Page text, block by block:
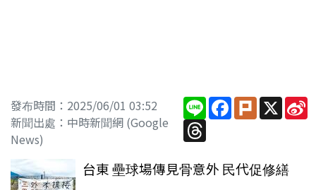
發布時間：2025/06/01 03:52
新聞出處：中時新聞網 (Google
News)
LineFacebook
PlurkX
Threads
台東 壘球場傳見骨意外 民代促修繕